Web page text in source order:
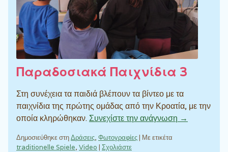
Παραδοσιακά Παιχνίδια 3
Στη συνέχεια τα παιδιά βλέπουν τα βίντεο με τα
παιχνίδια της πρώτης ομάδας από την Κροατία, με την
οποία κληρώθηκαν.Συνεχίστε την ανάγνωση →
Δημοσιεύθηκε στηΔράσεις, Φωτογραφίες| Με ετικέτα
traditionelle Spiele, Video | Σχολιάστε